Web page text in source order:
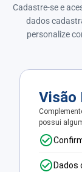
Cadastre-se e
dados
personalize
Visão
possui